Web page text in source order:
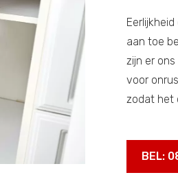
aan toe
zijn er
voor
zodat het
BEL: